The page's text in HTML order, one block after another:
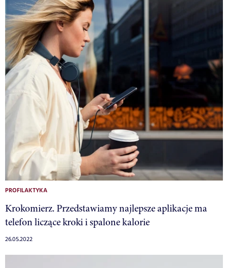
PROFILAKTYKA
Krokomierz. Przedstawiamy najlepsze aplikacje ma
telefon liczące kroki i spalone kalorie
26.05.2022